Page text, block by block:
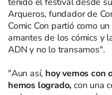
Arqueros, fundador de
Comic Con partió como
amantes de los cómics y
ADN y no lo transamos".
"Aun así, hoy vemos con
hemos logrado, con una